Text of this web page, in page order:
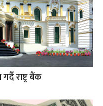
राष्ट्र बैंक